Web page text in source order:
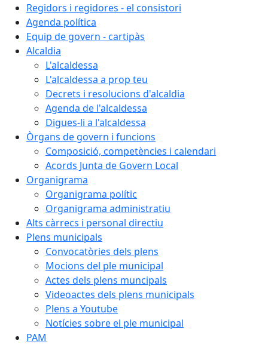
Regidors i regidores - el consistori
Agenda política
Equip de govern - cartipàs
Alcaldia
L'alcaldessa
L'alcaldessa a prop teu
Decrets i resolucions d'alcaldia
Agenda de l'alcaldessa
Digues-li a l'alcaldessa
Òrgans de govern i funcions
Composició, competències i calendari
Acords Junta de Govern Local
Organigrama
Organigrama polític
Organigrama administratiu
Alts càrrecs i personal directiu
Plens municipals
Convocatòries dels plens
Mocions del ple municipal
Actes dels plens muncipals
Videoactes dels plens municipals
Plens a Youtube
Notícies sobre el ple municipal
PAM